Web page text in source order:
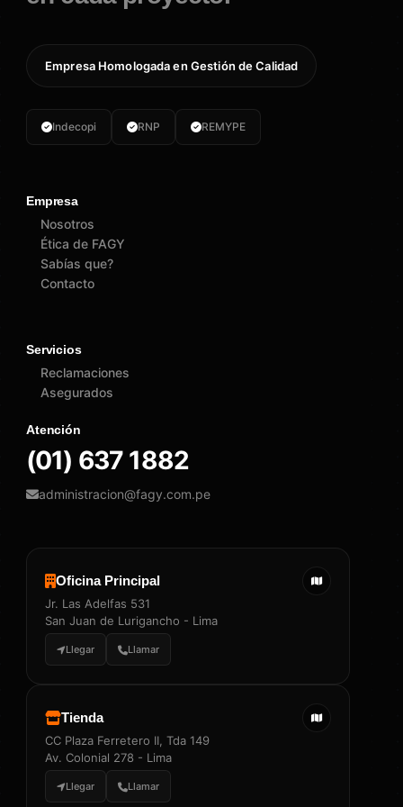
Empresa Homologada en Gestión de Calidad
Indecopi RNP REMYPE
Empresa
Nosotros
Ética de FAGY
Sabías que?
Contacto
Servicios
Reclamaciones
Asegurados
Atención
(01) 637 1882
administracion@fagy.com.pe
Oficina Principal
Jr. Las Adelfas 531
San Juan de Lurigancho - Lima
Llegar Llamar
Tienda
CC Plaza Ferretero II, Tda 149
Av. Colonial 278 - Lima
Llegar Llamar